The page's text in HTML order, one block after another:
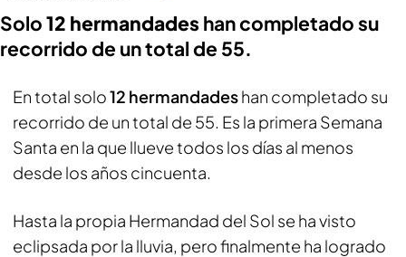
Solo12 hermandades han completado su
recorrido de un total de 55.
En total solo12 hermandadeshan completado su
recorrido de un total de 55. Es la primera Semana
Santa en la que llueve todos los días al menos
desde los años cincuenta.
Hasta la propia Hermandad del Sol se ha visto
eclipsada por la lluvia, pero finalmente ha logrado